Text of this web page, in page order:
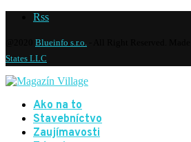
Rss
Blueinfo s.r.o.
States LLC
Ako na to
Stavebníctvo
Zaujímavosti